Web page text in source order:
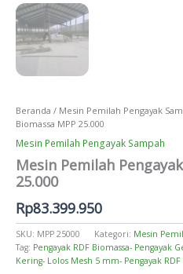
Beranda / Mesin Pemilah Pengayak
Biomassa MPP 25.000
Mesin Pemilah Pengayak Sampah
Mesin Pemilah
25.000
Rp83.399.950
SKU: MPP 25000 Kategori: Mesin
Tag: Pengayak RDF Biomassa- Pengayak
Kering- Lolos Mesh 5 mm- Pengayak